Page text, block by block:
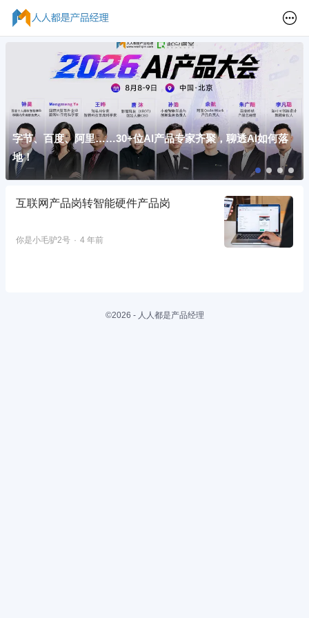
字节、百度、阿里……30+位AI产品专家齐聚，聊透AI如何落
地！
互联网产品岗转智能硬件产品岗
你是小毛驴2号 4 年前
©2026 - 人人都是产品经理